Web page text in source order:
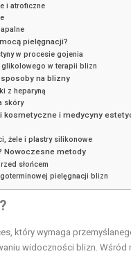
i atroficzne
pielęgnacji?
w procesie gojenia
glikolowego w terapii blizn
na blizny
z heparyną
skóry
kosmetyczne i medycyny
żele i plastry silikonowe
Nowoczesne metody
słońcem
pielęgnacji blizn
który wymaga
widoczności blizn. Wśród